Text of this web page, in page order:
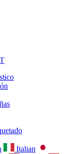
Italian